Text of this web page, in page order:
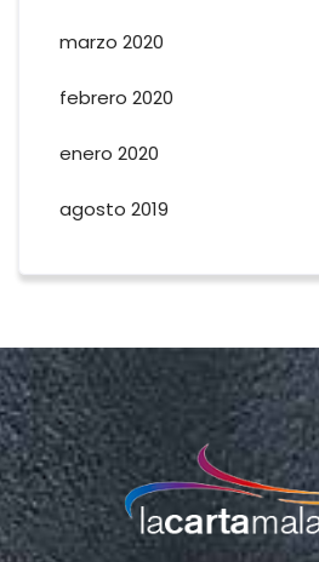
marzo 2020
febrero 2020
enero 2020
agosto 2019